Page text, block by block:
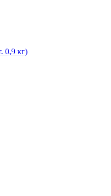
0,9 кг)